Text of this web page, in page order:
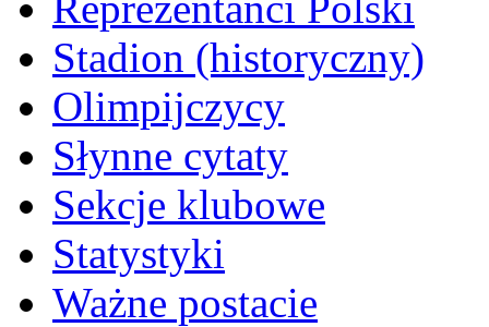
Stadion (historyczny)
Olimpijczycy
Słynne cytaty
Sekcje klubowe
Statystyki
Ważne postacie